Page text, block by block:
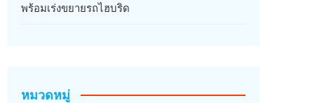
พร้อมเร่งขยายรถไฮบริด
หมวดหมู่